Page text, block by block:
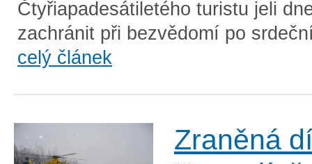
Čtyřiapadesátiletého turistu jeli
zachránit při bezvědomí po
celý článek
Zraněná